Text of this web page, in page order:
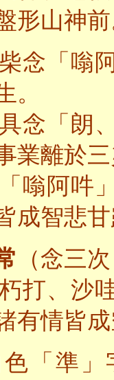
形山神
念「嗡
。
念「朗
業離於
嗡阿吽
成智悲
（念三
打、沙
有情皆
「準